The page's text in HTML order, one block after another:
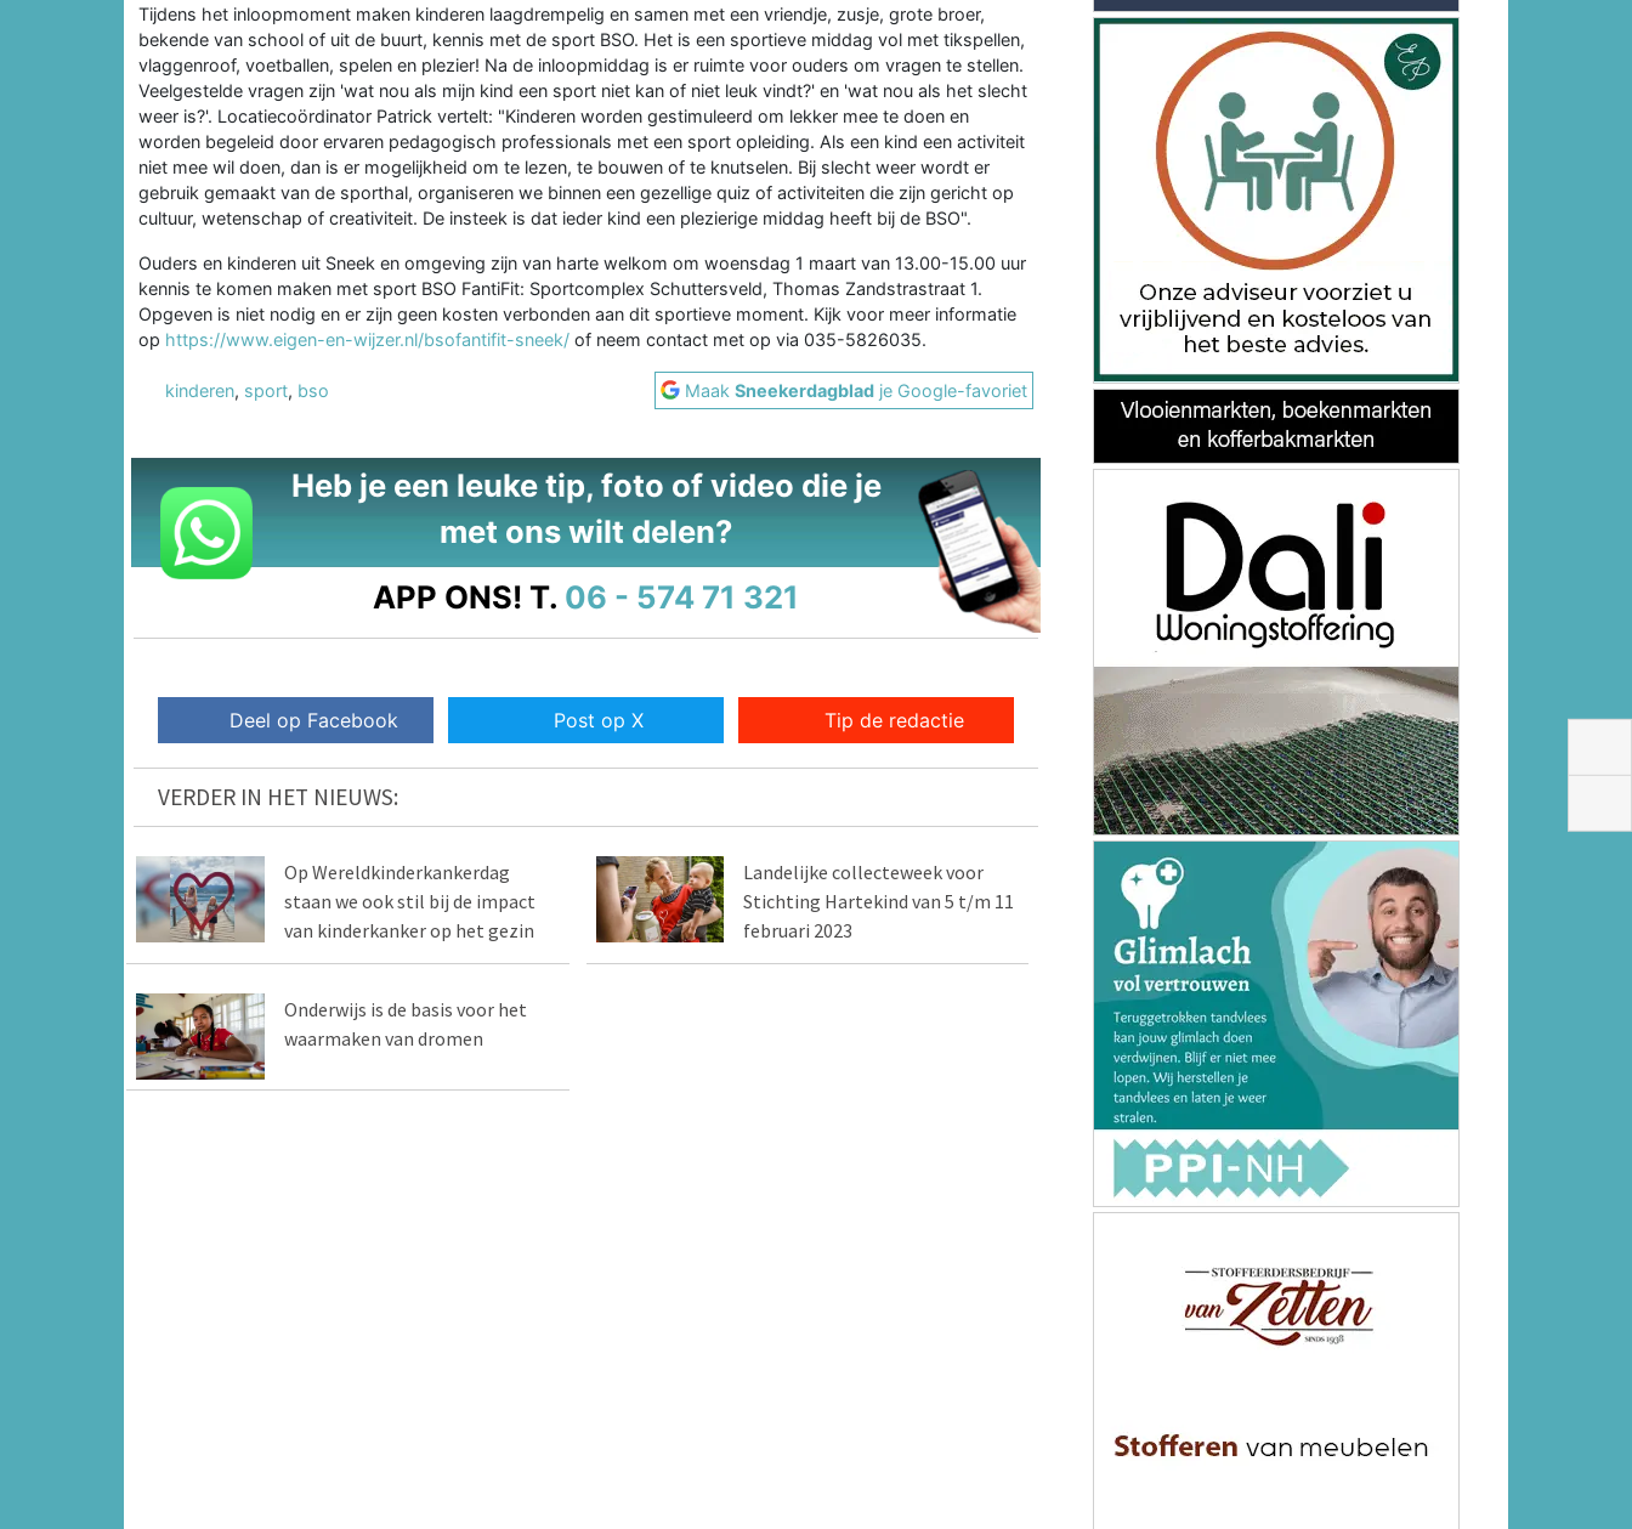
Tijdens het inloopmoment maken kinderen laagdrempelig en samen met een vriendje, zusje, grote broer,
bekende van school of uit de buurt, kennis met de sport BSO. Het is een sportieve middag vol met tikspellen,
vlaggenroof, voetballen, spelen en plezier! Na de inloopmiddag is er ruimte voor ouders om vragen te stellen.
Veelgestelde vragen zijn 'wat nou als mijn kind een sport niet kan of niet leuk vindt?' en 'wat nou als het slecht
weer is?'. Locatiecoördinator Patrick vertelt: "Kinderen worden gestimuleerd om lekker mee te doen en
worden begeleid door ervaren pedagogisch professionals met een sport opleiding. Als een kind een activiteit
niet mee wil doen, dan is er mogelijkheid om te lezen, te bouwen of te knutselen. Bij slecht weer wordt er
gebruik gemaakt van de sporthal, organiseren we binnen een gezellige quiz of activiteiten die zijn gericht op
cultuur, wetenschap of creativiteit. De insteek is dat ieder kind een plezierige middag heeft bij de BSO".
Ouders en kinderen uit Sneek en omgeving zijn van harte welkom om woensdag 1 maart van 13.00-15.00 uur
kennis te komen maken met sport BSO FantiFit: Sportcomplex Schuttersveld, Thomas Zandstrastraat 1.
Opgeven is niet nodig en er zijn geen kosten verbonden aan dit sportieve moment. Kijk voor meer informatie
op https://www.eigen-en-wijzer.nl/bsofantifit-sneek/ of neem contact met op via 035-5826035.
kinderen, sport, bso MaakSneekerdagblad je Google-favoriet
Heb je een leuke tip, foto of video die je
met ons wilt delen?
APP ONS! T. 06 - 574 71 321
Deel op Facebook Post op X Tip de redactie
VERDER IN HET NIEUWS:
Op Wereldkinderkankerdag
staan we ook stil bij de impact
van kinderkanker op het gezin
Landelijke collecteweek voor
Stichting Hartekind van 5 t/m 11
februari 2023
Onderwijs is de basis voor het
waarmaken van dromen